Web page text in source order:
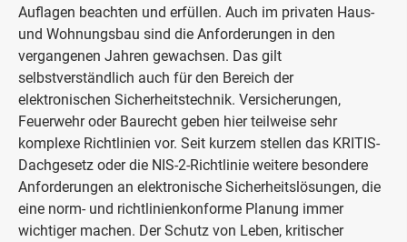
Auflagen beachten und erfüllen. Auch im privaten Haus-
und Wohnungsbau sind die Anforderungen in den
vergangenen Jahren gewachsen. Das gilt
selbstverständlich auch für den Bereich der
elektronischen Sicherheitstechnik. Versicherungen,
Feuerwehr oder Baurecht geben hier teilweise sehr
komplexe Richtlinien vor. Seit kurzem stellen das KRITIS-
Dachgesetz oder die NIS-2-Richtlinie weitere besondere
Anforderungen an elektronische Sicherheitslösungen, die
eine norm- und richtlinienkonforme Planung immer
wichtiger machen. Der Schutz von Leben, kritischer